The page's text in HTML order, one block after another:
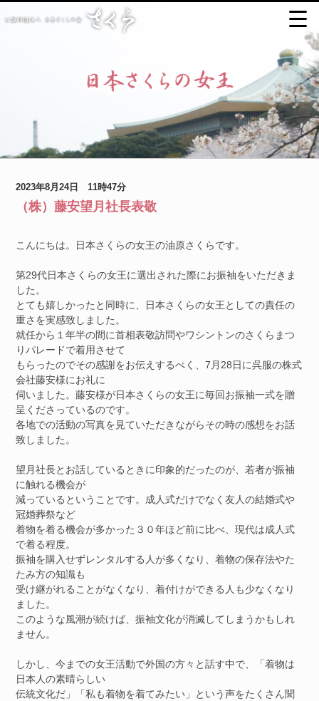
2023年8月24日 11時47分
（株）藤安望月社長表敬
こんにちは。日本さくらの女王の油原さくらです。
第29代日本さくらの女王に選出された際にお振袖をいただきま
した。
とても嬉しかったと同時に、日本さくらの女王としての責任の
重さを実感致しました。
就任から１年半の間に首相表敬訪問やワシントンのさくらまつ
りパレードで着用させて
もらったのでその感謝をお伝えするべく、7月28日に呉服の株式
会社藤安様にお礼に
伺いました。藤安様が日本さくらの女王に毎回お振袖一式を贈
呈くださっているのです。
各地での活動の写真を見ていただきながらその時の感想をお話
致しました。
望月社長とお話しているときに印象的だったのが、若者が振袖
に触れる機会が
減っているということです。成人式だけでなく友人の結婚式や
冠婚葬祭など
着物を着る機会が多かった３０年ほど前に比べ、現代は成人式
で着る程度。
振袖を購入せずレンタルする人が多くなり、着物の保存法やた
たみ方の知識も
受け継がれることがなくなり、着付けができる人も少なくなり
ました。
このような風潮が続けば、振袖文化が消滅してしまうかもしれ
ません。
しかし、今までの女王活動で外国の方々と話す中で、「着物は
日本人の素晴らしい
伝統文化だ」「私も着物を着てみたい」という声をたくさん聞